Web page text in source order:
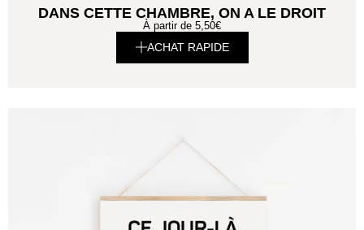
DANS CETTE CHAMBRE, ON A LE DROIT
À partir de 5,50€
ACHAT RAPIDE